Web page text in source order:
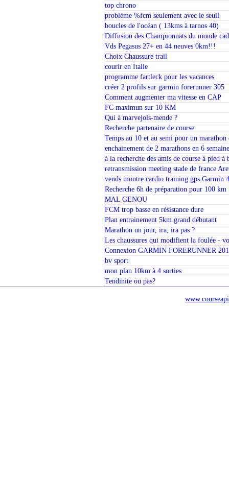
top chrono
problème %fcm seulement avec le seuil
boucles de l'océan ( 13kms à tarnos 40)
Diffusion des Championnats du monde
Vds Pegasus 27+ en 44 neuves 0km!!!
Choix Chaussure trail
courir en Italie
programme fartleck pour les vacances
créer 2 profils sur garmin forerunner 305
Comment augmenter ma vitesse en CAP
FC maximun sur 10 KM
Qui à marvejols-mende ?
Recherche partenaire de course
Temps au 10 et au semi pour un marathon
enchainement de 2 marathons en 6
à la recherche des amis de course à pied à
retransmission meeting stade de france
vends montre cardio training gps Garmin
Recherche 6h de préparation pour 100 km
MAL GENOU
FCM trop basse en résistance dure
Plan entrainement 5km grand débutant
Marathon un jour, ira, ira pas ?
Les chaussures qui modifient la foulée -
Connexion GARMIN FORERUNNER 201
bv sport
mon plan 10km à 4 sorties
Tendinite ou pas?